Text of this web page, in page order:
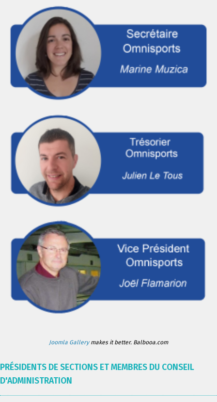
Joomla Gallerymakes it better. Balbooa.com
PRÉSIDENTS DE SECTIONS ET MEMBRES DU CONSEIL
D'ADMINISTRATION